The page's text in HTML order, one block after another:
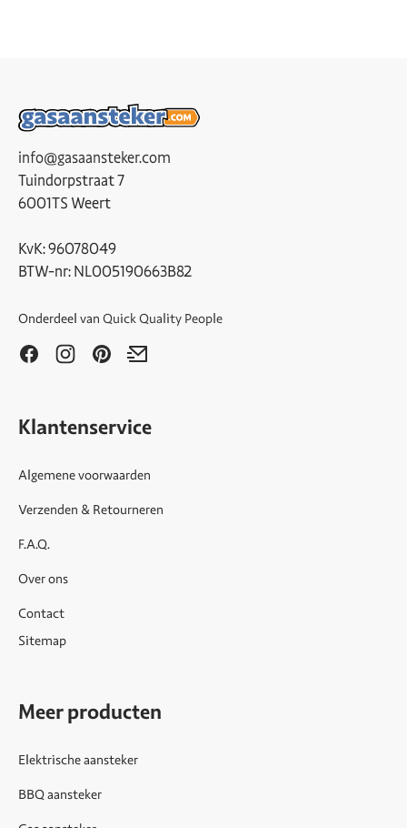
info@gasaansteker.com
Tuindorpstraat 7
6001TS Weert
KvK: 96078049
BTW-nr: NL005190663B82
Onderdeel van Quick Quality People
Klantenservice
Algemene voorwaarden
Verzenden & Retourneren
F.A.Q.
Over ons
Contact
Sitemap
Meer producten
Elektrische aansteker
BBQ aansteker